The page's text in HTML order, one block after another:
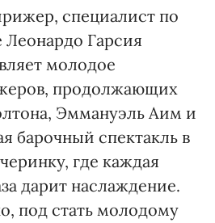
специалист по
Гарсия
молодое
продолжающих
Эммануэль Аим и
барочный спектакль в
где каждая
дарит наслаждение.
под стать молодому